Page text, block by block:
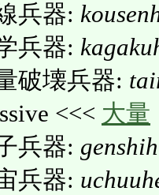
兵器:
兵器:
破壊兵器:
<<< 大量
兵器:
兵器: